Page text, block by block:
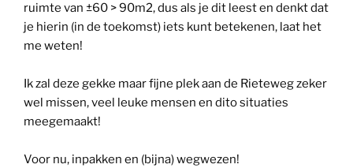
ruimte van ±60 > 90m2, dus als je dit leest en denkt dat
je hierin (in de toekomst) iets kunt betekenen, laat het
me weten!
Ik zal deze gekke maar fijne plek aan de Rieteweg zeker
wel missen, veel leuke mensen en dito situaties
meegemaakt!
Voor nu, inpakken en (bijna) wegwezen!